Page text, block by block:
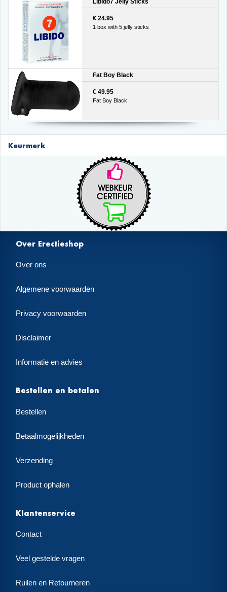
€ 24.95
1 box with 5 jelly sticks
Fat Boy Black
€ 49.95
Fat Boy Black
Keurmerk
Over Erectieshop
Over ons
Algemene voorwaarden
Privacy voorwaarden
Disclaimer
Informatie en advies
Bestellen en betalen
Bestellen
Betaalmogelijkheden
Verzending
Product ophalen
Klantenservice
Contact
Veel gestelde vragen
Ruilen en Retourneren